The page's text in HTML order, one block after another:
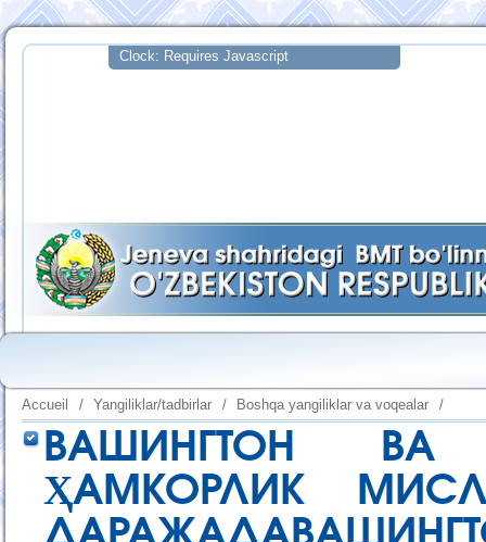
Accueil / Yangiliklar/tadbirlar / Boshqa yangiliklar va voqealar /
ВАШИНГТОН ВА
ҲАМКОРЛИК